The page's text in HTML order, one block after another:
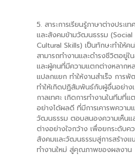
5. สาระการเรียนรู้ภาษาต่างประเ
และสังคมข้ามวัฒนธรรม
Cultural Skills) เป็นทักษะทำให้ค
สามารถทำงานและดำรงชีวิตอยู่
และผู้คนที่มีความแตกต่างหลากห
แปลกแยก ทำให้งานสำเร็จ การ
ทำให้เกิดปฏิสัมพันธ์กับผู้อื่นอย่าง
กาลเทศะ เกิดการทำงานในทีมที่
อย่างได้ผลดี ที่มีการเคารพความ
วัฒนธรรม ตอบสนองความเห็น
ต่างอย่างใจกว้าง เพื่อยกระดับค
สังคมและวัฒนธรรมสู่การสร้างแ
ทำงานใหม่ สู่คุณภาพของผลงาน